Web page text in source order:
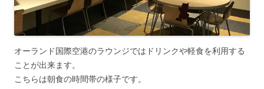
オーランド国際空港のラウンジではドリンクや軽食を利用する
ことが出来ます。
こちらは朝食の時間帯の様子です。